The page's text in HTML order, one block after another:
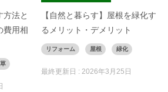
方法と
費用相
【自然と暮らす】屋根を緑化す
るメリット・デメリット
リフォーム 屋根 緑化
最終更新日 :2026年3月25日